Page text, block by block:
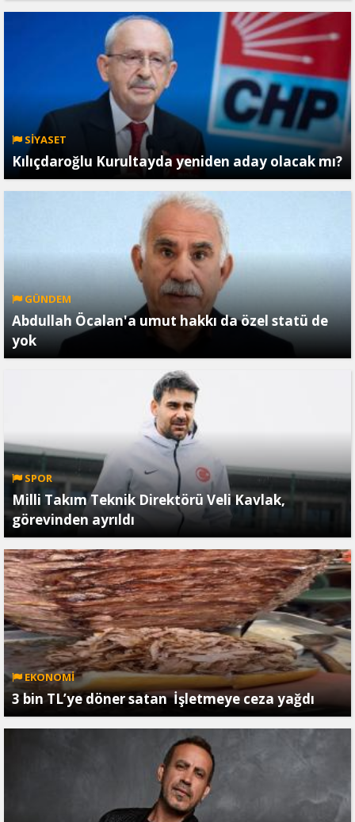
SİYASET
Kılıçdaroğlu Kurultayda yeniden aday olacak mı?
GÜNDEM
Abdullah Öcalan'a umut hakkı da özel statü de
yok
SPOR
Milli Takım Teknik Direktörü Veli Kavlak,
görevinden ayrıldı
EKONOMİ
3 bin TL’ye döner satan İşletmeye ceza yağdı